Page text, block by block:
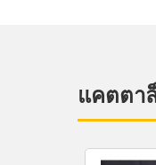
แคตตา